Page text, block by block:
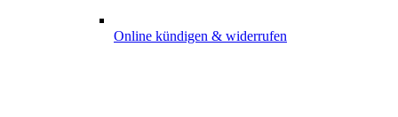
Online kündigen & widerrufen